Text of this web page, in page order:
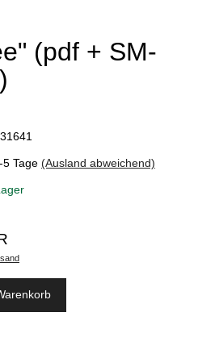
(pdf + SM-
5 Tage (Ausland abweichend)